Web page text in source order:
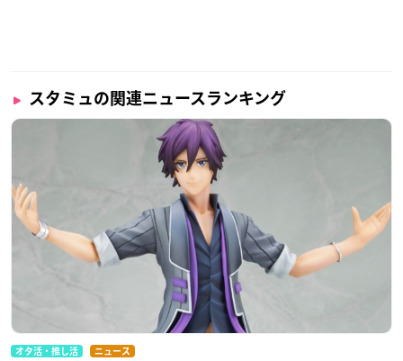
スタミュの関連ニュースランキング
オタ活・推し活 ニュース